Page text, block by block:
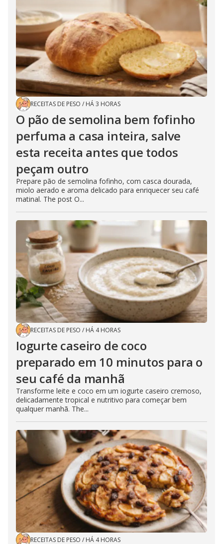
RECEITAS DE PESO / HÁ 3 HORAS
O pão de semolina bem fofinho
perfuma a casa inteira, salve
esta receita antes que todos
peçam outro
Prepare pão de semolina fofinho, com casca dourada,
miolo aerado e aroma delicado para enriquecer seu café
matinal. The post O...
RECEITAS DE PESO / HÁ 4 HORAS
Iogurte caseiro de coco
preparado em 10 minutos para o
seu café da manhã
Transforme leite e coco em um iogurte caseiro cremoso,
delicadamente tropical e nutritivo para começar bem
qualquer manhã. The...
RECEITAS DE PESO / HÁ 4 HORAS